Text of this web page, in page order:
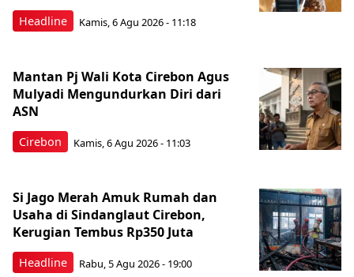
Headline Kamis, 6 Agu 2026 - 11:18
Cirebon
Mantan Pj Wali Kota Cirebon Agus
Mulyadi Mengundurkan Diri dari
ASN
Kamis, 6 Agu 2026 - 11:03
Headline
Si Jago Merah Amuk Rumah dan
Usaha di Sindanglaut Cirebon,
Kerugian Tembus Rp350 Juta
Rabu, 5 Agu 2026 - 19:00